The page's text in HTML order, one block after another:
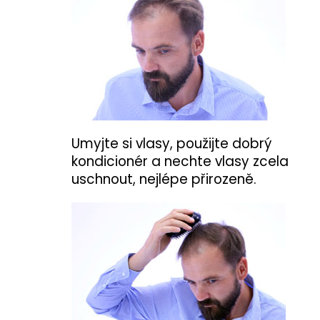
Umyjte si vlasy, použijte dobrý
kondicionér a nechte vlasy zcela
uschnout, nejlépe přirozeně.